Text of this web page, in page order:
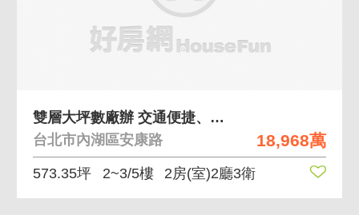
18,968萬
雙層大坪數廠辦 交通便捷、低公設，使用坪效佳
台北市內湖區安康路
573.35坪 2~3/5樓 2房(室)2廳3衛